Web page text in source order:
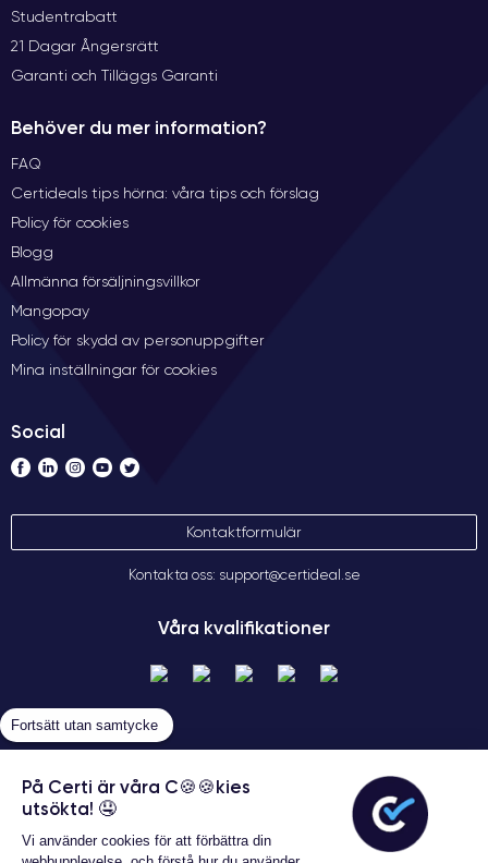
Studentrabatt
21 Dagar Ångersrätt
Garanti och Tilläggs Garanti
Behöver du mer information?
FAQ
Certideals tips hörna: våra tips och förslag
Policy för cookies
Blogg
Allmänna försäljningsvillkor
Mangopay
Policy för skydd av personuppgifter
Mina inställningar för cookies
Social
Kontaktformulär
Kontakta oss: support@certideal.se
Våra kvalifikationer
Allmänna försäljningsvillkor
Certideal © 2026 Alla rättigheter
Fortsätt utan samtycke
På Certi är våra C🍪🍪kies
utsökta! 🤤
Vi använder cookies för att förbättra din